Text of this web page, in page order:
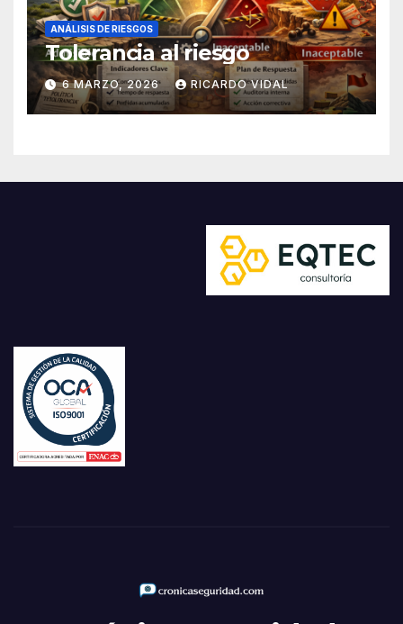
ANÁLISIS DE RIESGOS
Tolerancia al riesgo
6 MARZO, 2026 RICARDO VIDAL